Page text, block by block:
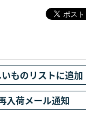
ものリストに追加
入荷メール通知